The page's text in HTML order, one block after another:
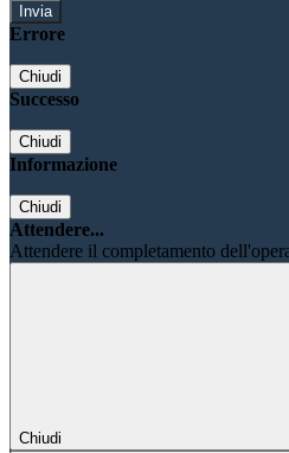
Errore
Chiudi
Successo
Chiudi
Informazione
Chiudi
Attendere...
Attendere il completamento
Chiudi